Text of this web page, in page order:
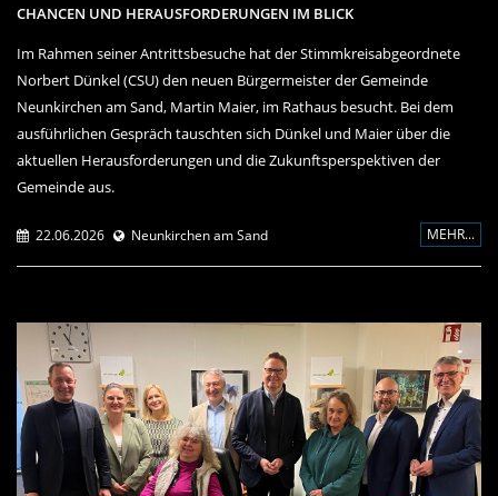
CHANCEN UND HERAUSFORDERUNGEN IM BLICK
Im Rahmen seiner Antrittsbesuche hat der Stimmkreisabgeordnete
Norbert Dünkel (CSU) den neuen Bürgermeister der Gemeinde
Neunkirchen am Sand, Martin Maier, im Rathaus besucht. Bei dem
ausführlichen Gespräch tauschten sich Dünkel und Maier über die
aktuellen Herausforderungen und die Zukunftsperspektiven der
Gemeinde aus.
22.06.2026 Neunkirchen am Sand MEHR...